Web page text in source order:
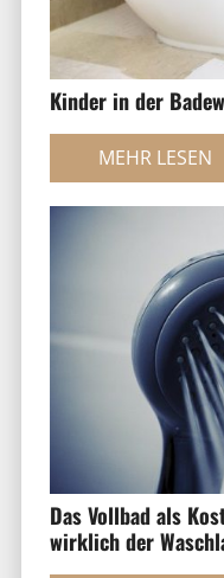
Kinder in der
MEHR LESEN
Das Vollbad als
wirklich der